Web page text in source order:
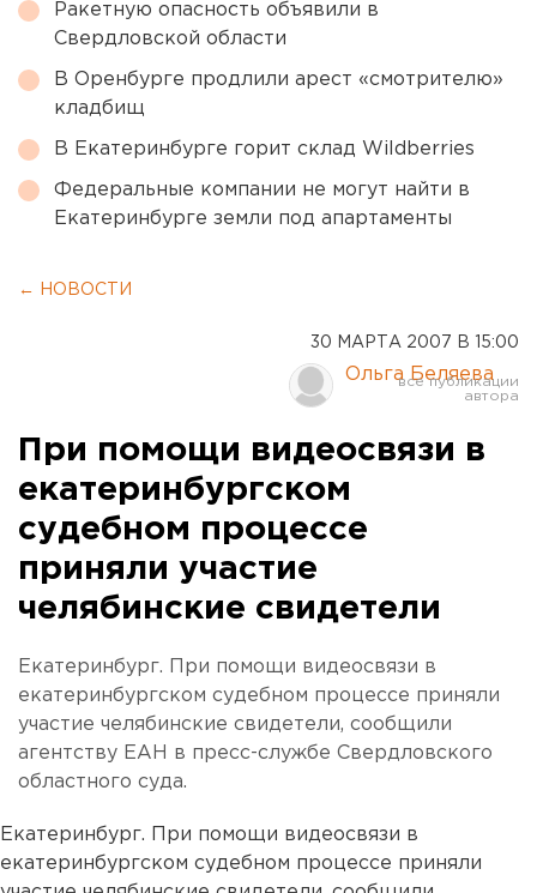
Ракетную опасность объявили в
Свердловской области
В Оренбурге продлили арест «смотрителю»
кладбищ
В Екатеринбурге горит склад Wildberries
Федеральные компании не могут найти в
Екатеринбурге земли под апартаменты
← НОВОСТИ
30 МАРТА 2007 В 15:00
Ольга Беляева
При помощи видеосвязи в
екатеринбургском
судебном процессе
приняли участие
челябинские свидетели
Екатеринбург. При помощи видеосвязи в
екатеринбургском судебном процессе приняли
участие челябинские свидетели, сообщили
агентству ЕАН в пресс-службе Свердловского
областного суда.
Екатеринбург. При помощи видеосвязи в
екатеринбургском судебном процессе приняли